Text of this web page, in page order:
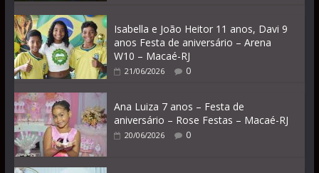
Isabella e João Heitor 11 anos, Davi 9
anos Festa de aniversário – Arena
W10 – Macaé-RJ
21/06/2026 0
Ana Luiza 7 anos – Festa de
aniversário – Rose Festas – Macaé-RJ
20/06/2026 0